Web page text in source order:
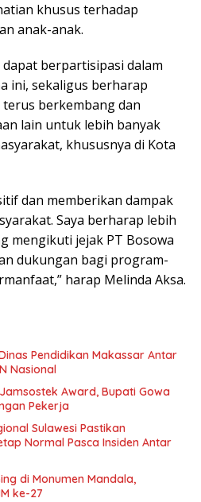
khusus terhadap
anak-anak.
berpartisipasi dalam
ini, sekaligus berharap
berkembang dan
lain untuk lebih banyak
khususnya di Kota
dan memberikan dampak
Saya berharap lebih
mengikuti jejak PT Bosowa
dukungan bagi program-
harap Melinda Aksa.
Pendidikan Makassar Antar
Nasional
Award, Bupati Gowa
Pekerja
Sulawesi Pastikan
Normal Pasca Insiden Antar
di Monumen Mandala,
ke-27